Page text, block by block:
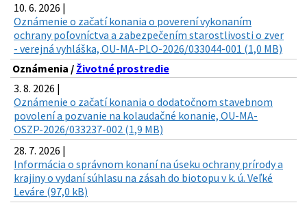
10. 6. 2026 |
Oznámenie o začatí konania o poverení vykonaním
ochrany poľovníctva a zabezpečením starostlivosti o zver
- verejná vyhláška, OU-MA-PLO-2026/033044-001 (1,0 MB)
Oznámenia / Životné prostredie
3. 8. 2026 |
Oznámenie o začatí konania o dodatočnom stavebnom
povolení a pozvanie na kolaudačné konanie, OU-MA-
OSZP-2026/033237-002 (1,9 MB)
28. 7. 2026 |
Informácia o správnom konaní na úseku ochrany prírody a
krajiny o vydaní súhlasu na zásah do biotopu v k. ú. Veľké
Leváre (97,0 kB)